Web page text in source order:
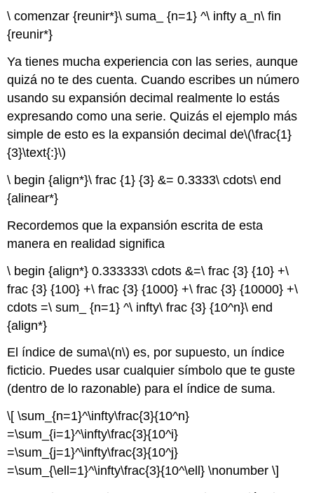
\ comenzar {reunir*}\ suma_ {n=1} ^\ infty a_n\ fin
{reunir*}
Ya tienes mucha experiencia con las series, aunque
quizá no te des cuenta. Cuando escribes un número
usando su expansión decimal realmente lo estás
expresando como una serie. Quizás el ejemplo más
simple de esto es la expansión decimal de\(\frac{1}
{3}\text{:}\)
\ begin {align*}\ frac {1} {3} &= 0.3333\ cdots\ end
{alinear*}
Recordemos que la expansión escrita de esta
manera en realidad significa
\ begin {align*} 0.333333\ cdots &=\ frac {3} {10} +\
frac {3} {100} +\ frac {3} {1000} +\ frac {3} {10000} +\
cdots =\ sum_ {n=1} ^\ infty\ frac {3} {10^n}\ end
{align*}
El índice de suma\(n\) es, por supuesto, un índice
ficticio. Puedes usar cualquier símbolo que te guste
(dentro de lo razonable) para el índice de suma.
\[ \sum_{n=1}^\infty\frac{3}{10^n}
=\sum_{i=1}^\infty\frac{3}{10^i}
=\sum_{j=1}^\infty\frac{3}{10^j}
=\sum_{\ell=1}^\infty\frac{3}{10^\ell} \nonumber \]